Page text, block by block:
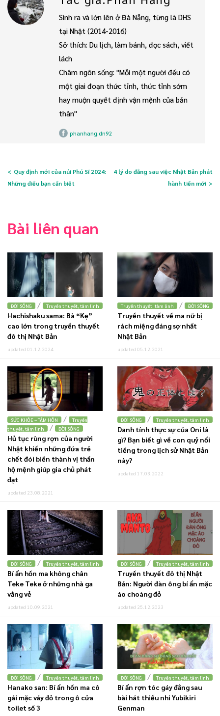
Sinh ra và lớn lên ở Đà Nẵng, từng là DHS
tại Nhật (2014-2016)
Sở thích: Du lịch, làm bánh, đọc sách, viết
lách
Châm ngôn sống: "Mỗi một người đều có
một giai đoạn thức tỉnh, thức tỉnh sớm
hay muộn quyết định vận mệnh của bản
thân"
phanhang.dn92
Quy định mới của núi Phú Sĩ 2024:
Những điều bạn cần biết
4 lý do đằng sau việc Nhật Bản phát
hành tiền mới
Bài liên quan
ĐỜI SỐNG / Truyền thuyết, tâm linh
Hachishaku sama: Bà “Kẹ”
cao lớn trong truyền thuyết
đô thị Nhật Bản
updated 01.12.2024
Truyền thuyết, tâm linh / ĐỜI SỐNG
Truyền thuyết về ma nữ bị
rách miệng đáng sợ nhất
Nhật Bản
updated 05.12.2021
SỨC KHỎE – TÂM HỒN /
Truyền
thuyết, tâm linh
/ ĐỜI SỐNG
Hủ tục rùng rợn của người
Nhật khiến những đứa trẻ
chết đói biến thành vị thần
hộ mệnh giúp gia chủ phát
đạt
updated 23.08.2021
ĐỜI SỐNG / Truyền thuyết, tâm linh
Danh tính thực sự của Oni là
gì? Bạn biết gì về con quỷ nổi
tiếng trong lịch sử Nhật Bản
này?
updated 17.03.2022
ĐỜI SỐNG / Truyền thuyết, tâm linh
Bí ẩn hồn ma không chân
Teke Teke ở những nhà ga
vắng vẻ
updated 10.09.2021
ĐỜI SỐNG / Truyền thuyết, tâm linh
Truyền thuyết đô thị Nhật
Bản: Người đàn ông bí ẩn mặc
áo choàng đỏ
updated 25.12.2023
ĐỜI SỐNG / Truyền thuyết, tâm linh
Hanako san: Bí ẩn hồn ma cô
gái mặc váy đỏ trong ô cửa
toilet số 3
ĐỜI SỐNG / Truyền thuyết, tâm linh
Bí ẩn rợn tóc gáy đằng sau
bài hát thiếu nhi Yubikiri
Genman